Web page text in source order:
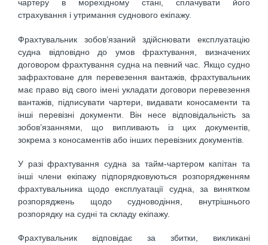
чартеру в морехідному стані, сплачувати його
страхування і утримання суднового екіпажу.
Фрахтувальник зобов’язаний здійснювати експлуатацію
судна відповідно до умов фрахтування, визначених
договором фрахтування судна на певний час. Якщо судно
зафрахтоване для перевезення вантажів, фрахтувальник
має право від свого імені укладати договори перевезення
вантажів, підписувати чартери, видавати коносаменти та
інші перевізні документи. Він несе відповідальність за
зобов’язаннями, що випливають із цих документів,
зокрема з коносаментів або інших перевізних документів.
У разі фрахтування судна за тайм-чартером капітан та
інші члени екіпажу підпорядковуються розпорядженням
фрахтувальника щодо експлуатації судна, за винятком
розпоряджень щодо судноводіння, внутрішнього
розпорядку на судні та складу екіпажу.
Фрахтувальник відповідає за збитки, викликані